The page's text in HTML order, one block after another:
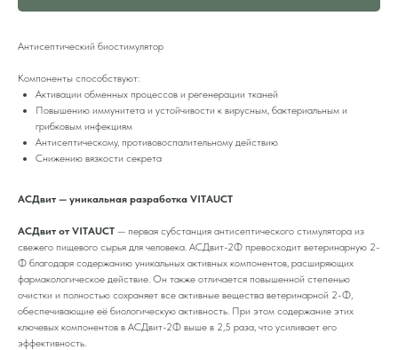
Антисептический биостимулятор
Компоненты способствуют:
Активации обменных процессов и регенерации тканей
Повышению иммунитета и устойчивости к вирусным, бактериальным и
грибковым инфекциям
Антисептическому, противовоспалительному действию
Снижению вязкости секрета
АСДвит — уникальная разработка VITAUCT
АСДвит от VITAUCT — первая субстанция антисептического стимулятора из
свежего пищевого сырья для человека. АСДвит-2Ф превосходит ветеринарную 2-
Ф благодаря содержанию уникальных активных компонентов, расширяющих
фармакологическое действие. Он также отличается повышенной степенью
очистки и полностью сохраняет все активные вещества ветеринарной 2-Ф,
обеспечивающие её биологическую активность. При этом содержание этих
ключевых компонентов в АСДвит-2Ф выше в 2,5 раза, что усиливает его
эффективность.